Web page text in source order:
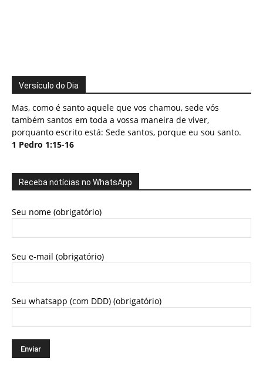
Versículo do Dia
Mas, como é santo aquele que vos chamou, sede vós
também santos em toda a vossa maneira de viver,
porquanto escrito está: Sede santos, porque eu sou santo.
1 Pedro 1:15-16
Receba notícias no WhatsApp
Seu nome (obrigatório)
Seu e-mail (obrigatório)
Seu whatsapp (com DDD) (obrigatório)